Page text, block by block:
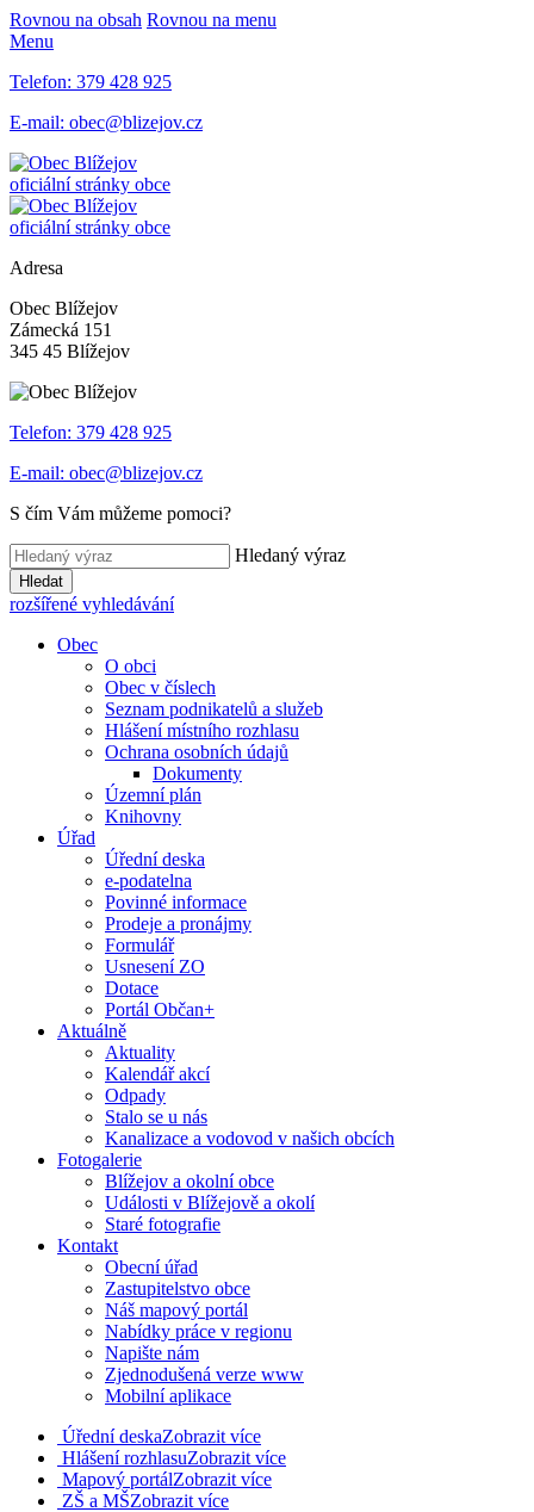
Rovnou na obsah Rovnou na menu
Menu
Telefon: 379 428 925
E-mail: obec@blizejov.cz
oficiální stránky obce
oficiální stránky obce
Adresa
Obec Blížejov
Zámecká 151
345 45 Blížejov
Telefon: 379 428 925
E-mail: obec@blizejov.cz
S čím Vám můžeme pomoci?
Hledaný výraz
Hledat
rozšířené vyhledávání
Obec
O obci
Obec v číslech
Seznam podnikatelů a služeb
Hlášení místního rozhlasu
Ochrana osobních údajů
Dokumenty
Územní plán
Knihovny
Úřad
Úřední deska
e-podatelna
Povinné informace
Prodeje a pronájmy
Formulář
Usnesení ZO
Dotace
Portál Občan+
Aktuálně
Aktuality
Kalendář akcí
Odpady
Stalo se u nás
Kanalizace a vodovod v našich obcích
Fotogalerie
Blížejov a okolní obce
Události v Blížejově a okolí
Staré fotografie
Kontakt
Obecní úřad
Zastupitelstvo obce
Náš mapový portál
Nabídky práce v regionu
Napište nám
Zjednodušená verze www
Mobilní aplikace
Úřední deskaZobrazit více
Hlášení rozhlasuZobrazit více
Mapový portálZobrazit více
ZŠ a MŠZobrazit více